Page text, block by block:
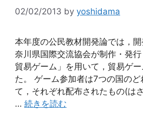
02/02/2013 by yoshidama
本年度の公民教材開発論では，
奈川県国際交流協会が制作・発行
貿易ゲーム」を用いて，貿易ゲ
た。 ゲーム参加者は7つの国のど
て，それぞれ配布されたもの(は
… 続きを読む